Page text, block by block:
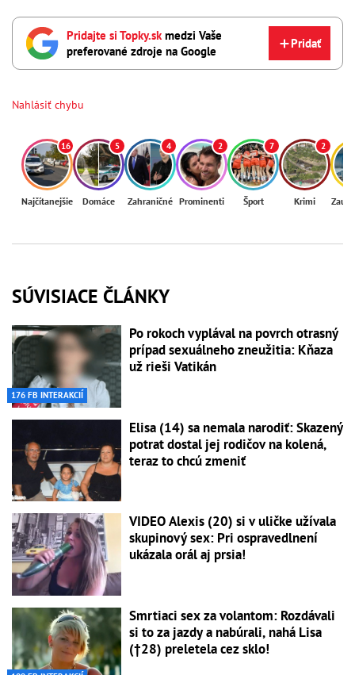
Pridajte si Topky.skmedzi Vaše
preferované zdroje na Google
Pridať
Nahlásiť chybu
16
Najčítanejšie
5
Domáce
4
Zahraničné
2
Prominenti
7
Šport
2
Krimi
SÚVISIACE ČLÁNKY
176 FB INTERAKCIÍ
Po rokoch vyplával na povrch otrasný
prípad sexuálneho zneužitia: Kňaza
už rieši Vatikán
Elisa (14) sa nemala narodiť: Skazený
potrat dostal jej rodičov na kolená,
teraz to chcú zmeniť
VIDEO Alexis (20) si v uličke užívala
skupinový sex: Pri ospravedlnení
ukázala orál aj prsia!
Smrtiaci sex za volantom: Rozdávali
si to za jazdy a nabúrali, nahá Lisa
(†28) preletela cez sklo!